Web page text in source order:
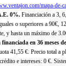
mapa-de-
0%. Financiación a 3,
o superiores a 90€,
y hasta un máximo de
en 36 meses
41,55 €. Precio total a
e intereses: 0 €.